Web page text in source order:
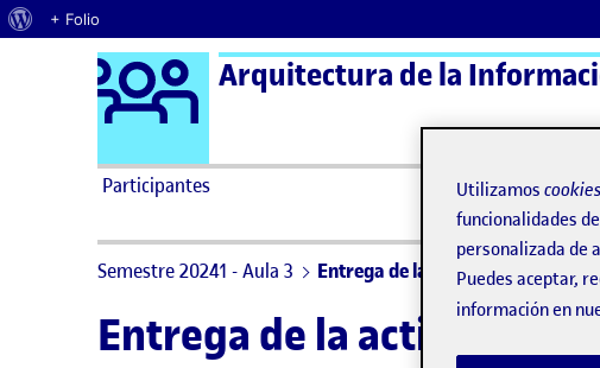
Acerca de WordPress
+ Folio
Saltar al contenido Logo Ágora
Arquitectura de la
Participantes
Semestre 20241 - Aula 3 Entrega de la actividad R2
Entrega de la actividad R2
Utilizamos cookies
funcionalidades
personalizada de
Puedes aceptar,
información en